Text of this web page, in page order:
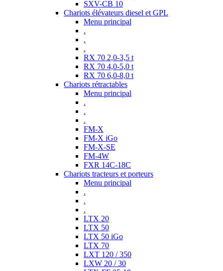
SXV-CB 10
Chariots élévateurs diesel et GPL
Menu principal
.
.
.
RX 70 2,0-3,5 t
RX 70 4,0-5,0 t
RX 70 6,0-8,0 t
Chariots rétractables
Menu principal
.
.
.
FM-X
FM-X iGo
FM-X-SE
FM-4W
FXR 14C-18C
Chariots tracteurs et porteurs
Menu principal
.
.
.
LTX 20
LTX 50
LTX 50 iGo
LTX 70
LXT 120 / 350
LXW 20 / 30